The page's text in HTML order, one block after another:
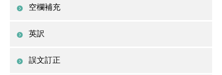
空欄補充
英訳
誤文訂正